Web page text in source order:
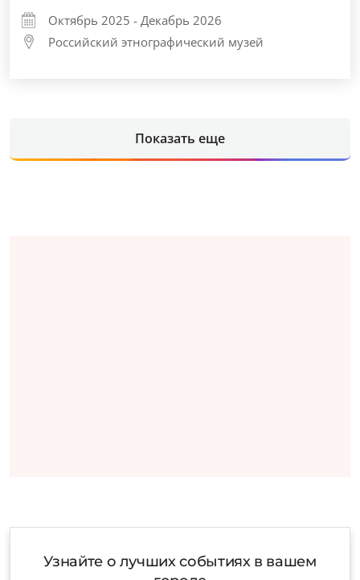
Октябрь 2025 - Декабрь 2026
Российский этнографический музей
Показать еще
Узнайте о лучших событиях в вашем